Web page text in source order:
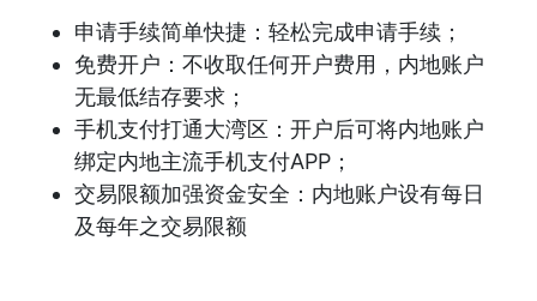
申请手续简单快捷：轻松完成申请手续；
免费开户：不收取任何开户费用，内地账户
无最低结存要求；
手机支付打通大湾区：开户后可将内地账户
绑定内地主流手机支付APP；
交易限额加强资金安全：内地账户设有每日
及每年之交易限额